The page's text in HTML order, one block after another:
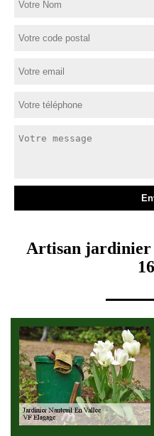
Artisan jardinier